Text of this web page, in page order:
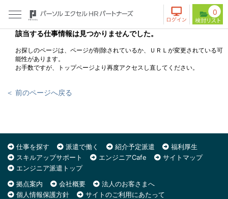
0
該当する仕事情報は見つかりませんでした。
お探しのページは、ページが削除されているか、ＵＲＬが変更されている可
能性があります。
お手数ですが、トップページより再度アクセスし直してください。
＜ 前のページへ戻る
仕事を探す 派遣で働く 紹介予定派遣
福利厚生
スキルアップサポート
エンジニアCafe
サイトマップ
エンジニア派遣トップ
拠点案内
会社概要
法人のお客さまへ
個人情報保護方針
サイトのご利用にあたって